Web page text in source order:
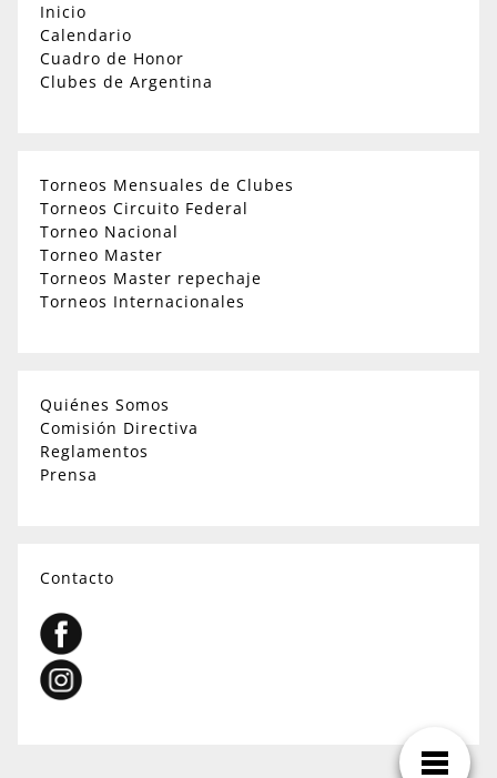
Inicio
Calendario
Cuadro de Honor
Clubes de Argentina
Torneos Mensuales de Clubes
Torneos Circuito Federal
Torneo Nacional
Torneo Master
Torneos Master repechaje
Torneos Internacionales
Quiénes Somos
Comisión Directiva
Reglamentos
Prensa
Contacto